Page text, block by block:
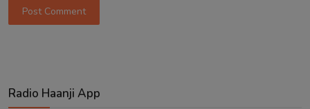
Post Comment
Radio Haanji App